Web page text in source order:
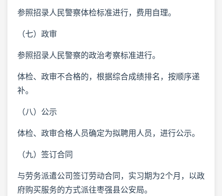
参照招录人民警察体检标准进行，费用自理。
（七）政审
参照招录人民警察的政治考察标准进行。
体检、政审不合格的，根据综合成绩排名，按顺序递
补。
（八）公示
体检、政审合格人员确定为拟聘用人员，进行公示。
（九）签订合同
与劳务派遣公司签订劳动合同，实习期为2个月，以政
府购买服务的方式派往枣强县公安局。